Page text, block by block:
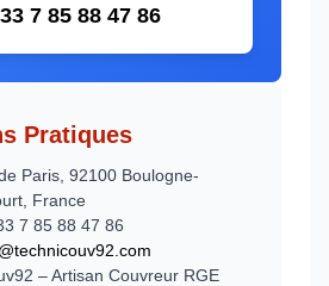
7 85 88 47 86
Pratiques
Paris, 92100 Boulogne-
France
7 85 88 47 86
– Artisan Couvreur RGE